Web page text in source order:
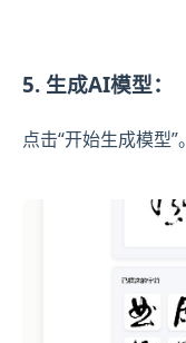
5. 生成AI模型：
点击“开始生成模型”。